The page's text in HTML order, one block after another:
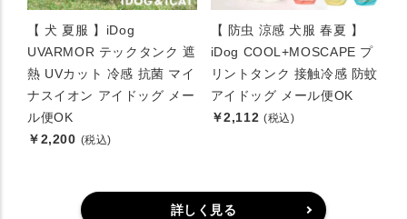
【 犬 夏服 】iDog
UVARMOR テックタンク 遮
熱 UVカット 冷感 抗菌 マイ
ナスイオン アイドッグ メー
ル便OK
￥2,200 (税込)
【 防虫 涼感 犬服 春夏 】
iDog COOL+MOSCAPE プ
リントタンク 接触冷感 防蚊
アイドッグ メール便OK
￥2,112 (税込)
詳しく見る